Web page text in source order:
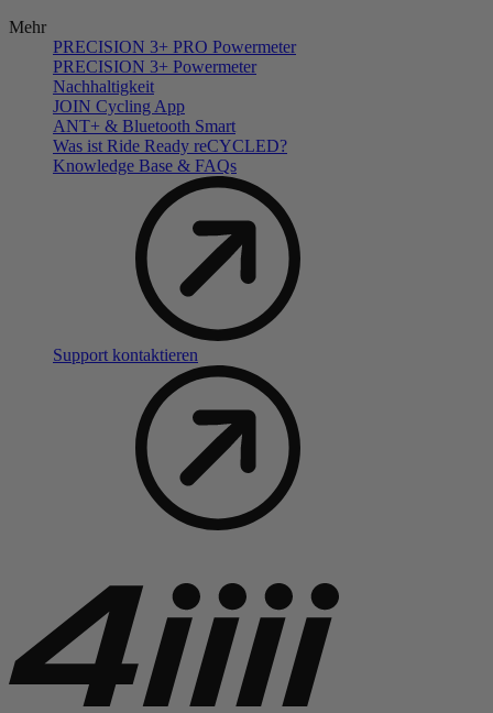
Mehr
PRECISION 3+ PRO Powermeter
PRECISION 3+ Powermeter
Nachhaltigkeit
JOIN Cycling App
ANT+ & Bluetooth Smart
Was ist Ride Ready reCYCLED?
Knowledge Base & FAQs
Support kontaktieren